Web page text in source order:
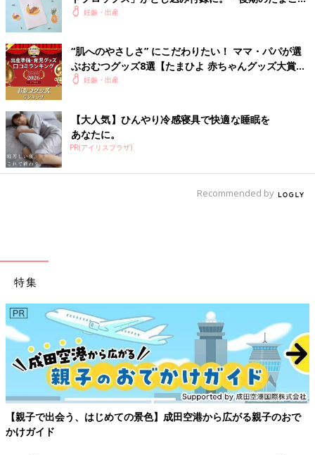
ラブ』春号が発売中！
妊娠・出産
“肌へのやさしさ” にこだわりたい！ ママ・パパが選
ぶおむつグッズ8選【たまひよ 赤ちゃんグッズ大賞
2026】
妊娠・出産
【大人気】ひんやり冷感寝具で快適な睡眠を
あなたに。
PR(アイリスプラザ)
Recommended by
特集
妊娠・出産にまつわる体の変化は多岐にわたります。そんなマイナ
ートラブル対策として、絶対教えたい！保存版アイテムを紹介しま